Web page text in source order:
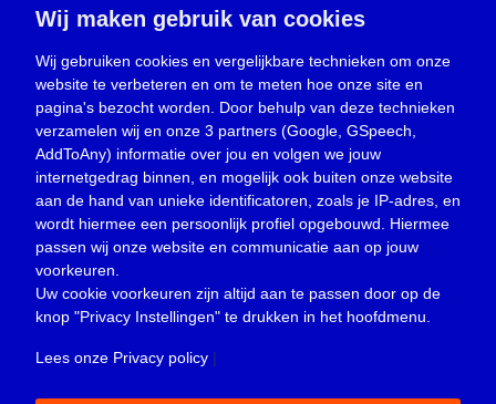
Gemeentepagina(104)
Ingezonden brief(537)
Media(156)
Nieuws (23.329)
Oproep(734)
Overlijden(39)
Podcast(18)
prijsvraag (5)
Religie (1.438)
Service(226)
Wij maken gebruik van cookies
Wij gebruiken cookies en vergelijkbare technieken om onze
website te verbeteren en om te meten hoe onze site en
pagina's bezocht worden. Door behulp van deze technieken
verzamelen wij en onze 3 partners (Google, GSpeech,
AddToAny) informatie over jou en volgen we jouw
internetgedrag binnen, en mogelijk ook buiten onze website
aan de hand van unieke identificatoren, zoals je IP-adres, en
wordt hiermee een persoonlijk profiel opgebouwd. Hiermee
passen wij onze website en communicatie aan op jouw
voorkeuren.
Uw cookie voorkeuren zijn altijd aan te passen door op de
knop "Privacy Instellingen" te drukken in het hoofdmenu.
Lees onze Privacy policy |